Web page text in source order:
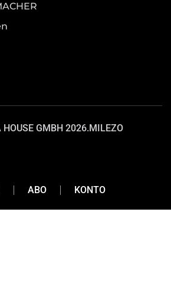
GMBH 2026.MILEZO
ABO KONTO